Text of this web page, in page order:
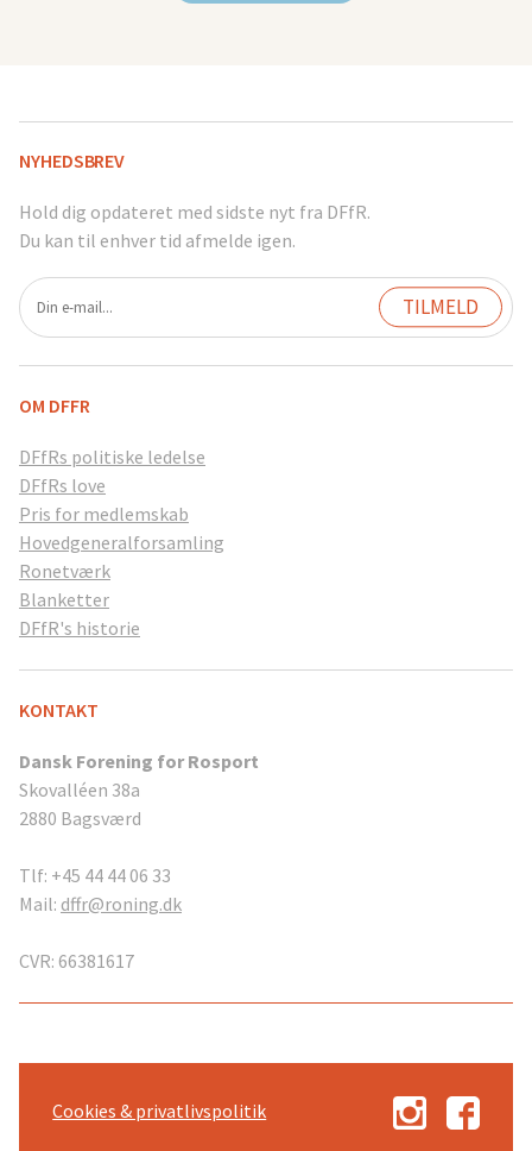
NYHEDSBREV
Hold dig opdateret med sidste nyt fra DFfR.
Du kan til enhver tid afmelde igen.
OM DFFR
DFfRs politiske ledelse
DFfRs love
Pris for medlemskab
Hovedgeneralforsamling
Ronetværk
Blanketter
DFfR's historie
KONTAKT
Dansk Forening for Rosport
Skovalléen 38a
2880 Bagsværd
Tlf: +45 44 44 06 33
Mail: dffr@roning.dk
CVR: 66381617
Cookies & privatlivspolitik